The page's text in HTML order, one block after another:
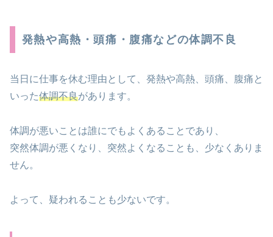
発熱や高熱・頭痛・腹痛などの体調不良
当日に仕事を休む理由として、発熱や高熱、頭痛、腹痛と
いった体調不良があります。
体調が悪いことは誰にでもよくあることであり、
突然体調が悪くなり、突然よくなることも、少なくありま
せん。
よって、疑われることも少ないです。